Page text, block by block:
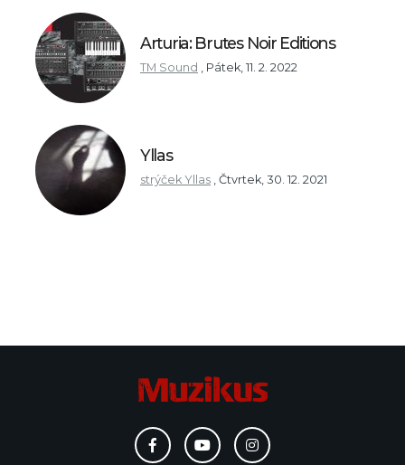
Arturia: Brutes Noir Editions
TM Sound , Pátek, 11. 2. 2022
Yllas
strýček Yllas , Čtvrtek, 30. 12. 2021